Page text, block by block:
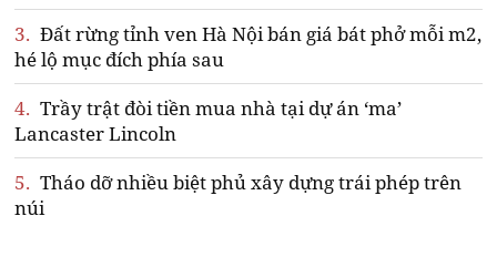
3. Đất rừng tỉnh ven Hà Nội bán giá bát phở mỗi m2,
hé lộ mục đích phía sau
4. Trầy trật đòi tiền mua nhà tại dự án ‘ma’
Lancaster Lincoln
5. Tháo dỡ nhiều biệt phủ xây dựng trái phép trên
núi